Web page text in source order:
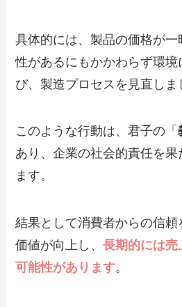
具体的には、製品の価格が
性があるにもかかわらず環境
び、製造プロセスを見直しま
このような行動は、君子の「
あり、企業の社会的責任を
ます。
結果として消費者からの信
価値が向上し、長期的には売
可能性があります。